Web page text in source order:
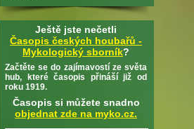
Ještě jste nečetli
Časopis českých houbařů -
Mykologický sborník?
Začtěte se do zajímavostí ze světa
hub, které časopis přináší již od
roku 1919.
Časopis si můžete snadno
objednat zde na myko.cz.